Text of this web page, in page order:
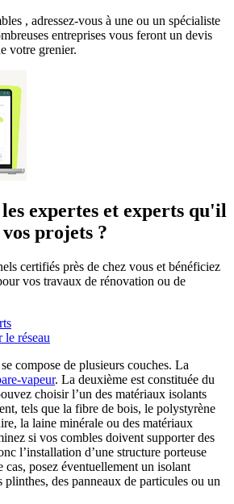
, adressez-vous à une ou un spécialiste
entreprises vous feront un devis
votre grenier.
expertes et experts qu'il
projets ?
certifiés près de chez vous et bénéficiez
vos travaux de rénovation ou de
le réseau
compose de plusieurs couches. La
vapeur. La deuxième est constituée du
choisir l’un des matériaux isolants
tels que la fibre de bois, le polystyrène
la laine minérale ou des matériaux
si vos combles doivent supporter des
l’installation d’une structure porteuse
cas, posez éventuellement un isolant
des panneaux de particules ou un